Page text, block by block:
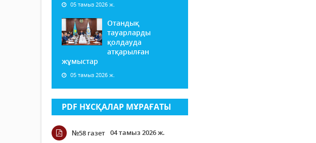
05 тамыз 2026 ж.
Отандық
тауарларды
қолдауда
атқарылған
жұмыстар
05 тамыз 2026 ж.
PDF НҰСҚАЛАР МҰРАҒАТЫ
№58 газет 04 тамыз 2026 ж.